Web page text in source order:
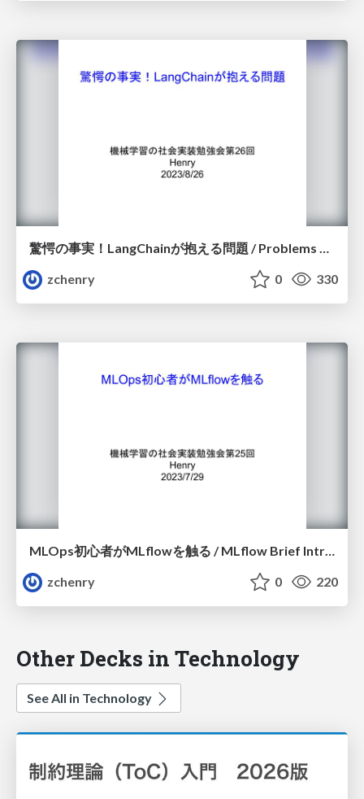
驚愕の事実！LangChainが抱える問題 / Problems of LangChain
zchenry
0 330
MLOps初心者がMLflowを触る / MLflow Brief Introduction
zchenry
0 220
Other Decks in Technology
See All in Technology